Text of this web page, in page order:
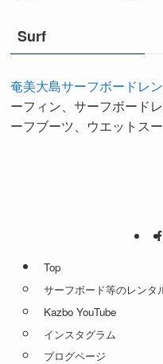
Surf
奄美大島サーフボードレ
ーフィン、サーフボード
ーフブーツ、ウエットス
Top
サーフボード等のレンタ
Kazbo YouTube
インスタグラム
ブログページ